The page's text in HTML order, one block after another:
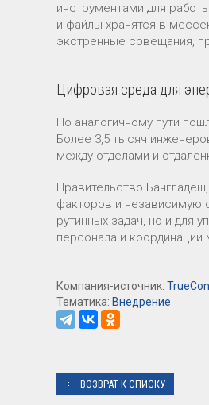
инструментами для
и файлы хранятся в
экстренные совещания,
Цифровая среда для
По аналогичному пути
Более 3,5 тысяч
между отделами и
Правительство
факторов и независимую
рутинных задач, но и для
персонала и
Компания-источник:
Тематика: Внедрение
ВОЗВРАТ К СПИСКУ